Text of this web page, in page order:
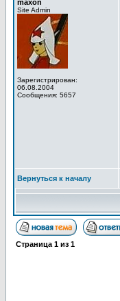
maxon
Site Admin
Зарегистрирован:
06.08.2004
Сообщения: 5657
Вернуться к началу
Страница 1 из 1